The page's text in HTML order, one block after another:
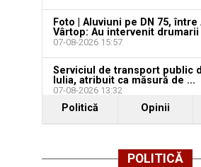
Foto | Aluviuni pe DN 75,
Vârtop: Au intervenit drumarii
07-08-2026 15:57
Serviciul de transport public
Iulia, atribuit ca măsură de ...
07-08-2026 13:32
Politică Opinii
POLITICĂ